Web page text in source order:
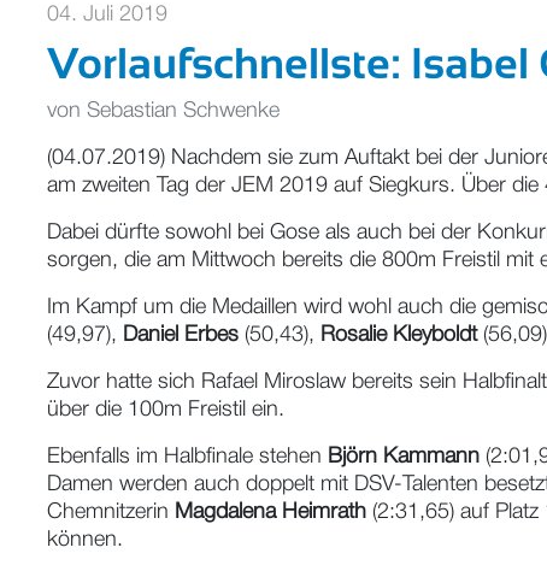
04. Juli 2019
Vorlaufschnellste: Isabel
von Sebastian Schwenke
(04.07.2019) Nachdem sie zum Auftakt bei der
am zweiten Tag der JEM 2019 auf Siegkurs. Über
Dabei dürfte sowohl bei Gose als auch bei der
sorgen, die am Mittwoch bereits die 800m Freistil mit
Im Kampf um die Medaillen wird wohl auch die
(49,97), Daniel Erbes (50,43), Rosalie Kleyboldt
Zuvor hatte sich Rafael Miroslaw bereits sein
über die 100m Freistil ein.
Ebenfalls im Halbfinale stehen Björn Kammann
Damen werden auch doppelt mit DSV-Talenten
Chemnitzerin Magdalena Heimrath (2:31,65) auf
können.